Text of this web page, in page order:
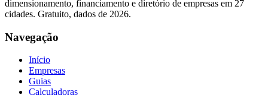
dimensionamento, financiamento e diretório de empresas em 27
cidades. Gratuito, dados de 2026.
Navegação
Início
Empresas
Guias
Calculadoras